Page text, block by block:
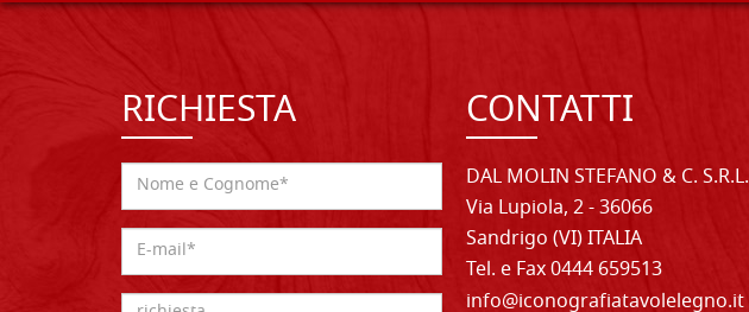
RICHIESTA CONTATTI
DAL MOLIN STEFANO & C. S.R.L.
Via Lupiola, 2 - 36066
Sandrigo (VI) ITALIA
Tel. e Fax 0444 659513
info@iconografiatavolelegno.it